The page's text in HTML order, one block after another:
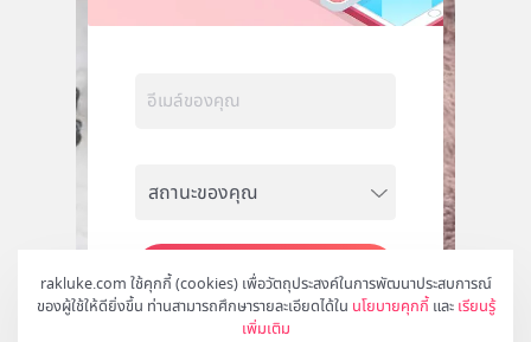
rakluke.com ใช้คุกกี้ (cookies) เพื่อวัตถุประสงค์ในการพัฒนาประสบการณ์
ของผู้ใช้ให้ดียิ่งขึ้น ท่านสามารถศึกษารายละเอียดได้ใน นโยบายคุกกี้ และ เรียนรู้
เพิ่มเติม
สมัคร